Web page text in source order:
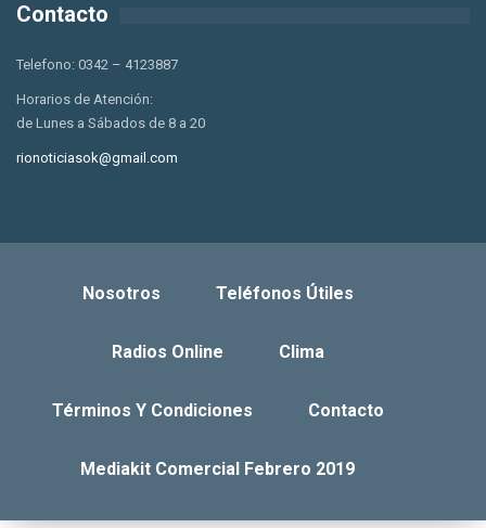
Contacto
Telefono: 0342 – 4123887
Horarios de Atención:
de Lunes a Sábados de 8 a 20
rionoticiasok@gmail.com
Nosotros Teléfonos Útiles
Radios Online Clima
Términos Y Condiciones Contacto
Mediakit Comercial Febrero 2019